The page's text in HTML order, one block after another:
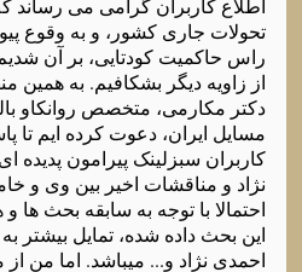
اطلاع کاربران گرامی می رساند
تحولات جاری کشور، و به وقوع
راس حاکمیت کودتایی، بر آن
از زاویه دیگر بشکافیم. به همین
دکتر مکارمی، متخصص روانکاو
مسایل ایران، دعوت کرده ایم تا
کاربران سبزلینک پیرامون پدیده
احتمالا با توجه به سابقه بحث ها
این بحث داده شده، تمایل بیشتر
احمدی نژاد و... میباشد. اما من